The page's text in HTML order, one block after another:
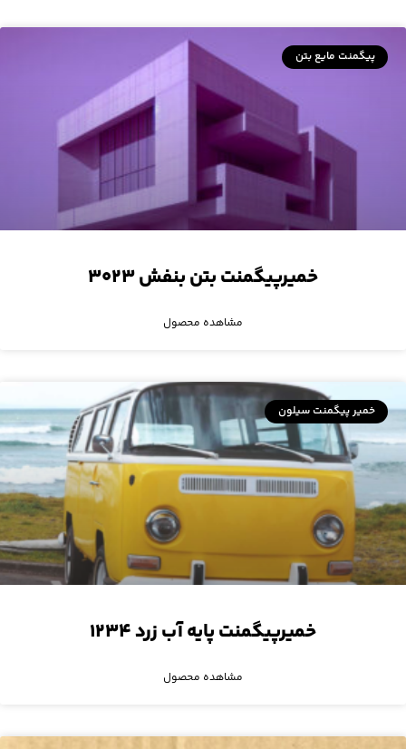
پیگمنت مایع بتن
خمیرپیگمنت بتن بنفش ۳۰۲۳
مشاهده محصول
خمیر پیگمنت سیلون
خمیرپیگمنت پایه آب زرد ۱۲۳۴
مشاهده محصول